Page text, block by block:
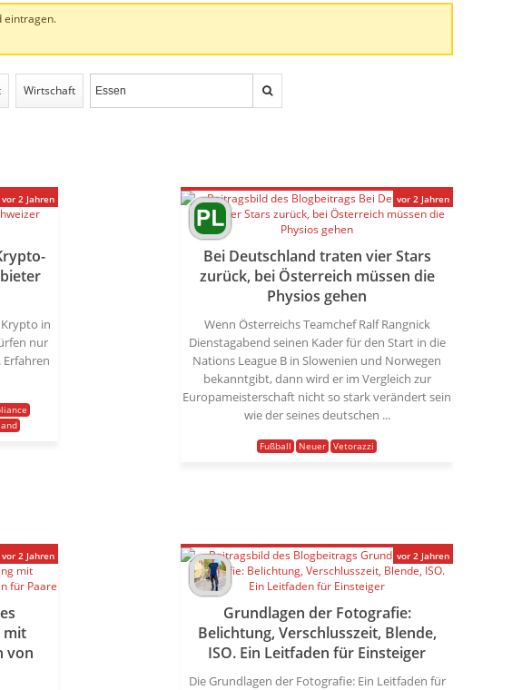
eintragen.
Wirtschaft
in
nur
vor 2 Jahren
Bei Deutschland traten vier Stars
zurück, bei Österreich müssen die
Physios gehen
Wenn Österreichs Teamchef Ralf Rangnick
Dienstagabend seinen Kader für den Start in die
Nations League B in Slowenien und Norwegen
bekanntgibt, dann wird er im Vergleich zur
Europameisterschaft nicht so stark verändert sein
wie der seines deutschen ...
Fußball Neuer Vetorazzi
vor 2 Jahren
mit
von
vor 2 Jahren
Grundlagen der Fotografie:
Belichtung, Verschlusszeit, Blende,
ISO. Ein Leitfaden für Einsteiger
Die Grundlagen der Fotografie: Ein Leitfaden für
vor 2 Jahren